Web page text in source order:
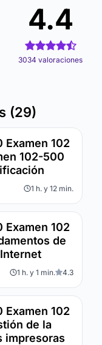
4.4
3034 valoraciones
(29)
Examen 102
102-500
1 h. y 12 min.
Examen 102
de
1 h. y 1 min. 4.3
Examen 102
de la
impresoras